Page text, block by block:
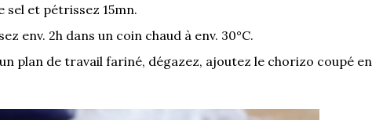
sel et pétrissez 15mn.
env. 2h dans un coin chaud à env. 30°C.
plan de travail fariné, dégazez, ajoutez le chorizo coupé en